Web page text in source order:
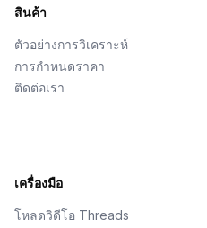
สินค้า
ตัวอย่างการวิเคราะห์
การกำหนดราคา
ติดต่อเรา
เครื่องมือ
โหลดวิดีโอ Threads